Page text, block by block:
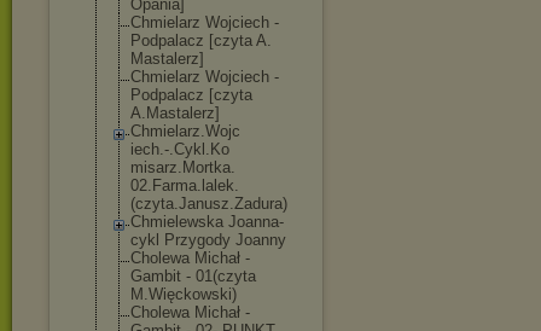
Opania]
Chmielarz Wojciech -
Podpalacz [czyta A.
Mastalerz]
Chmielarz Wojciech -
Podpalacz [czyta
A.Mastalerz]
Chmielarz.Wojc
iech.-.Cykl.Ko
misarz.Mortka.
02.Farma.lalek.
(czyta.Janusz.Zadura)
Chmielewska Joanna-
cykl Przygody Joanny
Cholewa Michał -
Gambit - 01(czyta
M.Więckowski)
Cholewa Michał -